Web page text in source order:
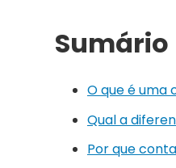
Sumário
O que é uma
Qual a
Por que